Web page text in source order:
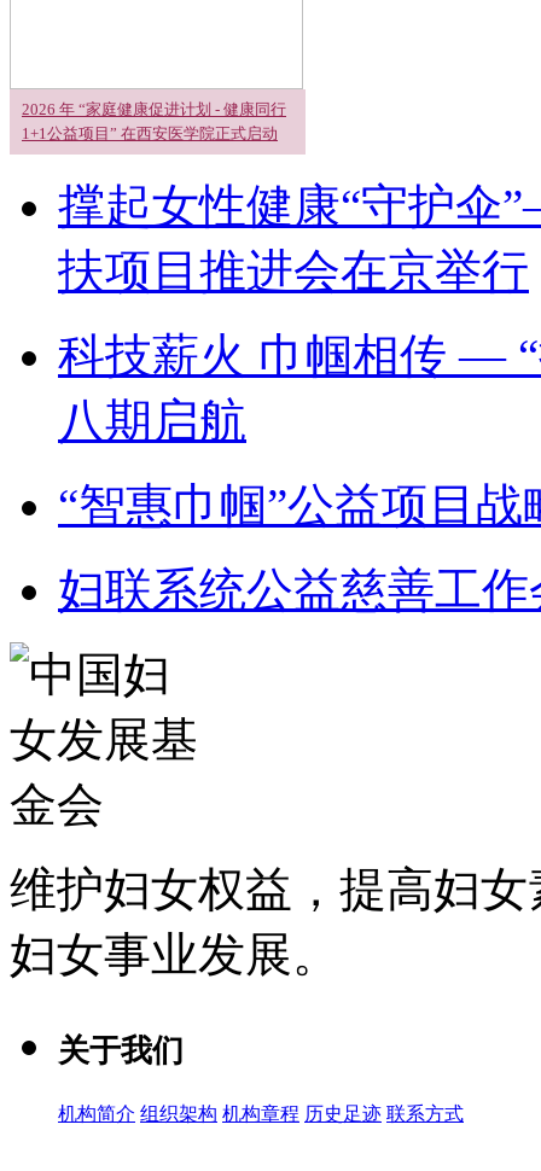
2026 年 “家庭健康促进计划 - 健康同行
1+1公益项目” 在西安医学院正式启动
撑起女性健康“守护伞
扶项目推进会在京举行
科技薪火 巾帼相传 —
八期启航
“智惠巾帼”公益项目
妇联系统公益慈善工
维护妇女权益，提高妇
妇女事业发展。
关于我们
机构简介 组织架构 机构章程 历史足迹 联系方式